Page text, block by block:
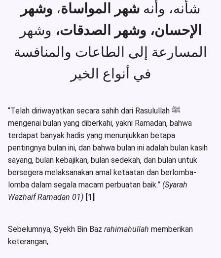
شأنه، وأنه شهر المواساة، وشهر
الإحسان، وشهر الصدقات، وشهر
المسارعة إلى الطاعات والمنافسة
في أنواع الخير
“Telah diriwayatkan secara sahih dari Rasulullah ﷺ
mengenai bulan yang diberkahi, yakni Ramadan, bahwa
terdapat banyak hadis yang menunjukkan betapa
pentingnya bulan ini, dan bahwa bulan ini adalah bulan kasih
sayang, bulan kebajikan, bulan sedekah, dan bulan untuk
bersegera melaksanakan amal ketaatan dan berlomba-
lomba dalam segala macam perbuatan baik.” (Syarah
Wazhaif Ramadan 01) [1]
Sebelumnya, Syekh Bin Baz rahimahullah memberikan
keterangan,